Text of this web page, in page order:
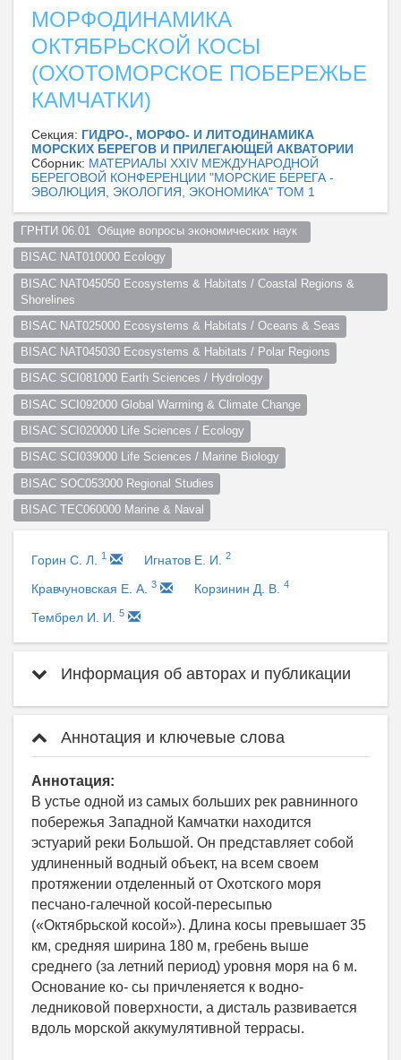
МОРФОДИНАМИКА
ОКТЯБРЬСКОЙ КОСЫ
(ОХОТОМОРСКОЕ ПОБЕРЕЖЬЕ
КАМЧАТКИ)
Секция: ГИДРО-, МОРФО- И ЛИТОДИНАМИКА
МОРСКИХ БЕРЕГОВ И ПРИЛЕГАЮЩЕЙ АКВАТОРИИ
Сборник: МАТЕРИАЛЫ XXIV МЕЖДУНАРОДНОЙ
БЕРЕГОВОЙ КОНФЕРЕНЦИИ "МОРСКИЕ БЕРЕГА -
ЭВОЛЮЦИЯ, ЭКОЛОГИЯ, ЭКОНОМИКА" ТОМ 1
ГРНТИ 06.01  Общие вопросы экономических наук
BISAC NAT010000 Ecology
BISAC NAT045050 Ecosystems & Habitats / Coastal Regions &
Shorelines
BISAC NAT025000 Ecosystems & Habitats / Oceans & Seas
BISAC NAT045030 Ecosystems & Habitats / Polar Regions
BISAC SCI081000 Earth Sciences / Hydrology
BISAC SCI092000 Global Warming & Climate Change
BISAC SCI020000 Life Sciences / Ecology
BISAC SCI039000 Life Sciences / Marine Biology
BISAC SOC053000 Regional Studies
BISAC TEC060000 Marine & Naval
Горин С. Л. 1 Игнатов Е. И. 2
Кравчуновская Е. А. 3 Корзинин Д. В. 4
Тембрел И. И. 5
Информация об авторах и публикации
Аннотация и ключевые слова
Аннотация:
В устье одной из самых больших рек равнинного
побережья Западной Камчатки находится
эстуарий реки Большой. Он представляет собой
удлиненный водный объект, на всем своем
протяжении отделенный от Охотского моря
песчано-галечной косой-пересыпью
(«Октябрьской косой»). Длина косы превышает 35
км, средняя ширина 180 м, гребень выше
среднего (за летний период) уровня моря на 6 м.
Основание ко- сы причленяется к водно-
ледниковой поверхности, а дисталь развивается
вдоль морской аккумулятивной террасы.